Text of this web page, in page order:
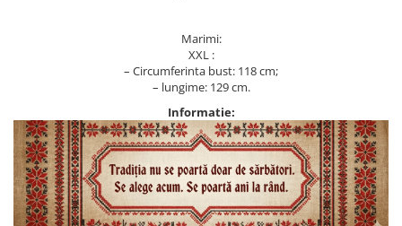
Marimi:
XXL :
– Circumferinta bust: 118 cm;
– lungime: 129 cm.
Informatie: